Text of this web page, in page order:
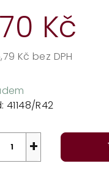
Kč
Kč bez DPH
41148/R42
+